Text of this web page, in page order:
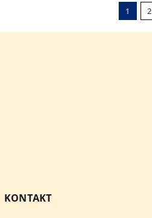
1 2
KONTAKT